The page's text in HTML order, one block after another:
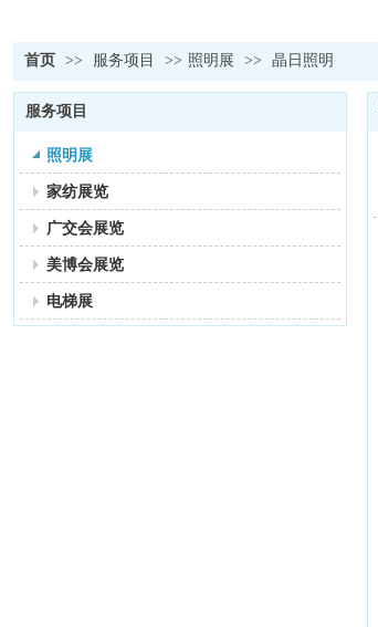
首页 >> 服务项目 >> 照明展 >> 晶日照明
服务项目
照明展
家纺展览
广交会展览
美博会展览
电梯展